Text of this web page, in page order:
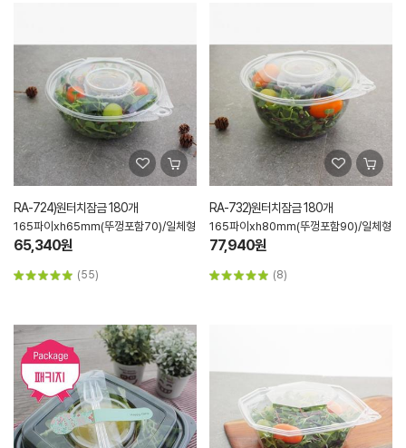
RA-724)원터치잠금 180개
165파이xh65mm(뚜껑포함70)/일체형
65,340원
(55)
RA-732)원터치잠금 180개
165파이xh80mm(뚜껑포함90)/일체형
77,940원
(8)